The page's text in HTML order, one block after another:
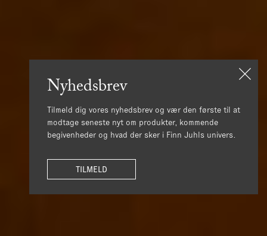
Nyhedsbrev
Tilmeld dig vores nyhedsbrev og vær den første til at
modtage seneste nyt om produkter, kommende
begivenheder og hvad der sker i Finn Juhls univers.
TILMELD